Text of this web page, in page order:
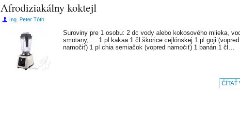
Afrodiziakálny koktejl
Ing. Peter Tóth
Suroviny pre 1 osobu: 2 dc vody alebo kokosového mlieka,
smotany, … 1 pl kakaa 1 čl škorice cejlónskej 1 pl goji (vopred
namočiť) 1 pl chia semiačok (vopred namočiť) 1 banán 1 čl…
ČÍTAŤ